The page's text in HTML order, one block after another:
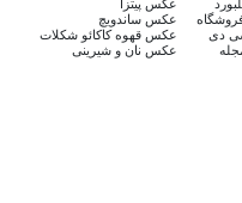
دی
عکس پیتزا
عکس ساندویچ
عکس قهوه کاکائو شکلات
عکس نان و شیرینی